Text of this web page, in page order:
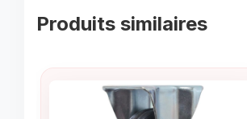
Produits similaires